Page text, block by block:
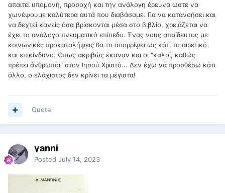
απαιτεί υπομονή, προσοχή και την ανάλογη έρευνα ώστε να
χωνέψουμε καλύτερα αυτά που διαβάσαμε. Για να κατανοήσει και
να δεχτεί κανείς όσα βρίσκονται μέσα στο βιβλίο, χρειάζεται να
έχει το ανάλογο πνευματικό επίπεδο. Ένας νους απαίδευτος με
κοινωνικές προκαταλήψεις θα το απορρίψει ως κάτι το αιρετικό
και επικίνδυνο. Όπως ακριβώς έκαναν και οι "καλοί, καθώς
πρέπει άνθρωποι" στον Ιησού Χριστό... Δεν έχω να προσθέσω κάτι
άλλο, ο ελάχιστος δεν κρίνει τα μέγιστα!
Quote
yanni
Posted July 14, 2023